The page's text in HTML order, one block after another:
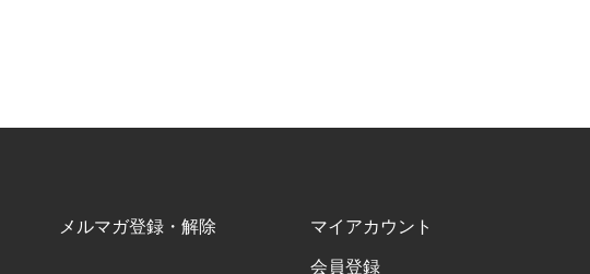
メルマガ登録・解除 マイアカウント
会員登録